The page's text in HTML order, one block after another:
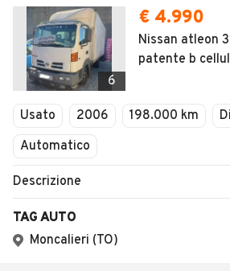
6
€ 4.990
Nissan atleon
patente b
Usato 2006 198.000 km
Automatico
Descrizione
TAG AUTO
Moncalieri (TO)